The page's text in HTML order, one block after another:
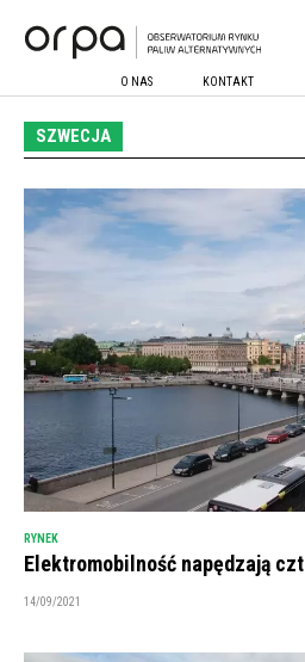
O NAS KONTAKT
SZWECJA
RYNEK
Elektromobilność napędzają
14/09/2021